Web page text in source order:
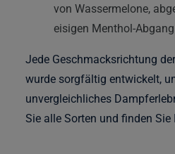
von Wassermelone,
eisigen Menthol-
Jede Geschmacksrichtung
wurde sorgfältig entwickelt,
unvergleichliches
Sie alle Sorten und finden Sie